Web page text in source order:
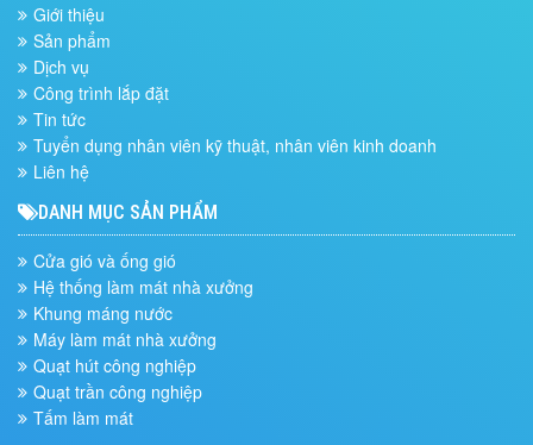
Giới thiệu
Sản phẩm
Dịch vụ
Công trình lắp đặt
Tin tức
Tuyển dụng nhân viên kỹ thuật, nhân viên kinh doanh
Liên hệ
DANH MỤC SẢN PHẨM
Cửa gió và ống gió
Hệ thống làm mát nhà xưởng
Khung máng nước
Máy làm mát nhà xưởng
Quạt hút công nghiệp
Quạt trần công nghiệp
Tấm làm mát